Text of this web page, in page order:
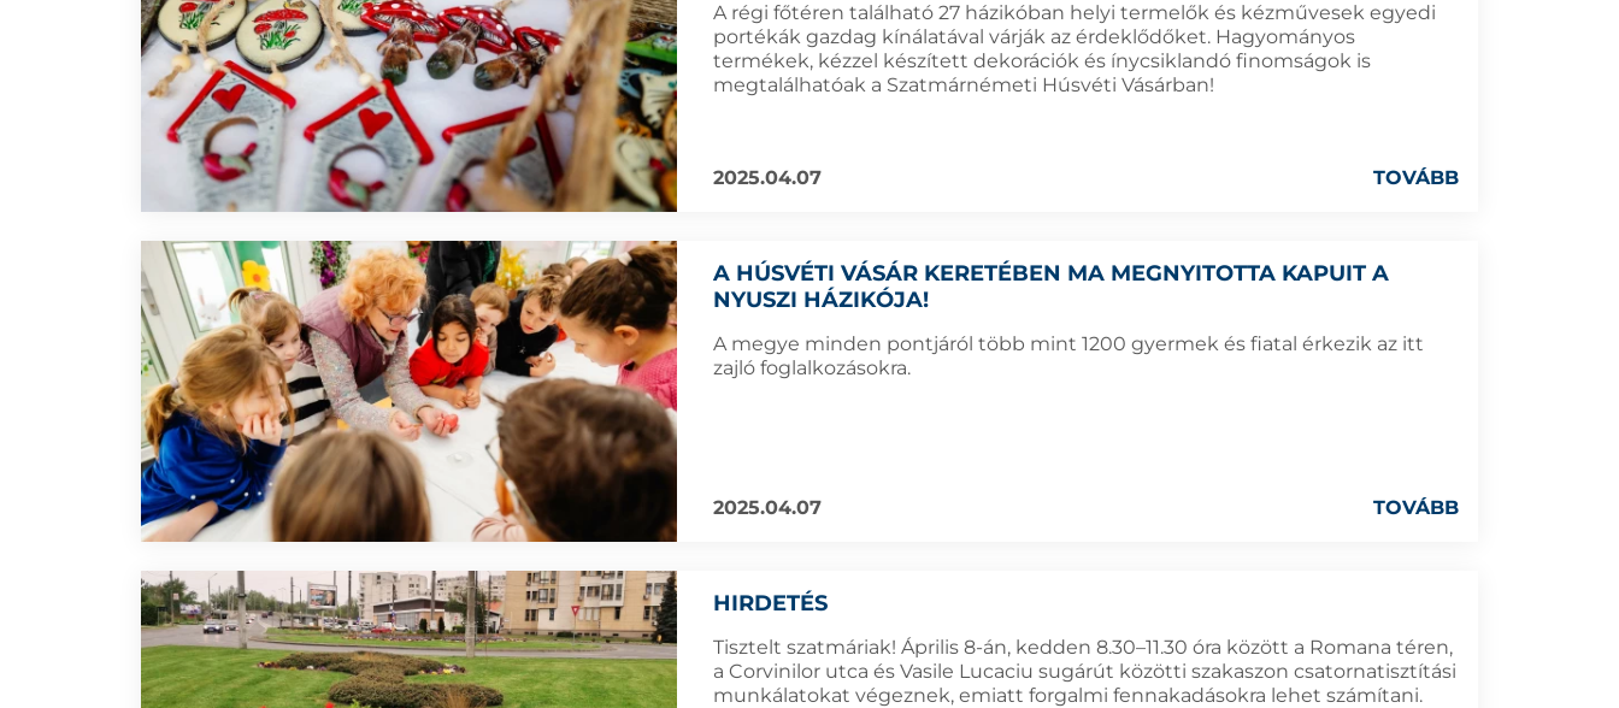
A régi főtéren található 27 házikóban helyi termelők és kézművesek egyedi
portékák gazdag kínálatával várják az érdeklődőket. Hagyományos
termékek, kézzel készített dekorációk és ínycsiklandó finomságok is
megtalálhatóak a Szatmárnémeti Húsvéti Vásárban!
2025.04.07 TOVÁBB
A HÚSVÉTI VÁSÁR KERETÉBEN MA MEGNYITOTTA KAPUIT A
NYUSZI HÁZIKÓJA!
A megye minden pontjáról több mint 1200 gyermek és fiatal érkezik az itt
zajló foglalkozásokra.
2025.04.07 TOVÁBB
HIRDETÉS
Tisztelt szatmáriak! Április 8-án, kedden 8.30–11.30 óra között a Romana téren,
a Corvinilor utca és Vasile Lucaciu sugárút közötti szakaszon csatornatisztítási
munkálatokat végeznek, emiatt forgalmi fennakadásokra lehet számítani.